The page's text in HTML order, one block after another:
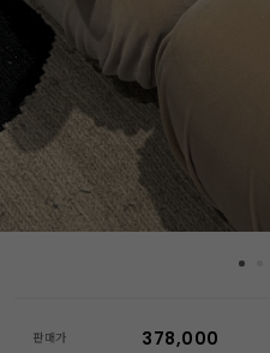
판매가 378,000